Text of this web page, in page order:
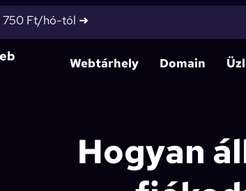
750 Ft/hó-tól ➜
Webtárhely Domain
Hogyan